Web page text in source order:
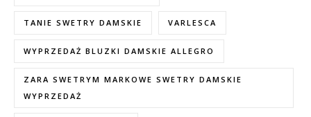
TANIE SWETRY DAMSKIE VARLESCA
WYPRZEDAŻ BLUZKI DAMSKIE ALLEGRO
ZARA SWETRYM MARKOWE SWETRY DAMSKIE
WYPRZEDAŻ